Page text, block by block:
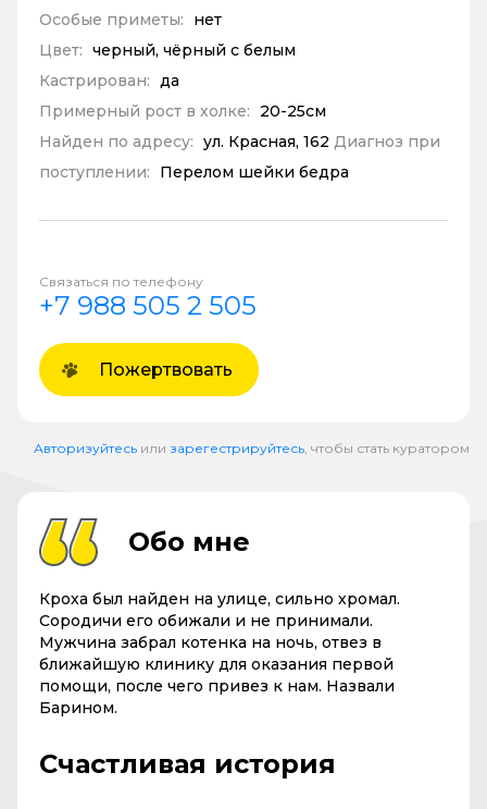
Особые приметы:
нет
Цвет: черный, чёрный с белым
Кастрирован: да
Примерный рост в холке:
20-25см
Найден по адресу: ул. Красная, 162 Диагноз при
поступлении:
Перелом шейки бедра
Связаться по телефону
+7 988 505 2 505
Пожертвовать
Авторизуйтесь или зарегестрируйтесь , чтобы стать куратором
Обо мне
Кроха был найден на улице, сильно хромал.
Сородичи его обижали и не принимали.
Мужчина забрал котенка на ночь, отвез в
ближайшую клинику для оказания первой
помощи, после чего привез к нам. Назвали
Барином.
Счастливая история